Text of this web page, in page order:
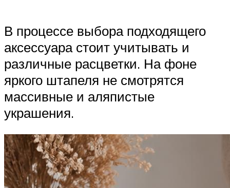
В процессе выбора подходящего
аксессуара стоит учитывать и
различные расцветки. На фоне
яркого штапеля не смотрятся
массивные и аляпистые
украшения.